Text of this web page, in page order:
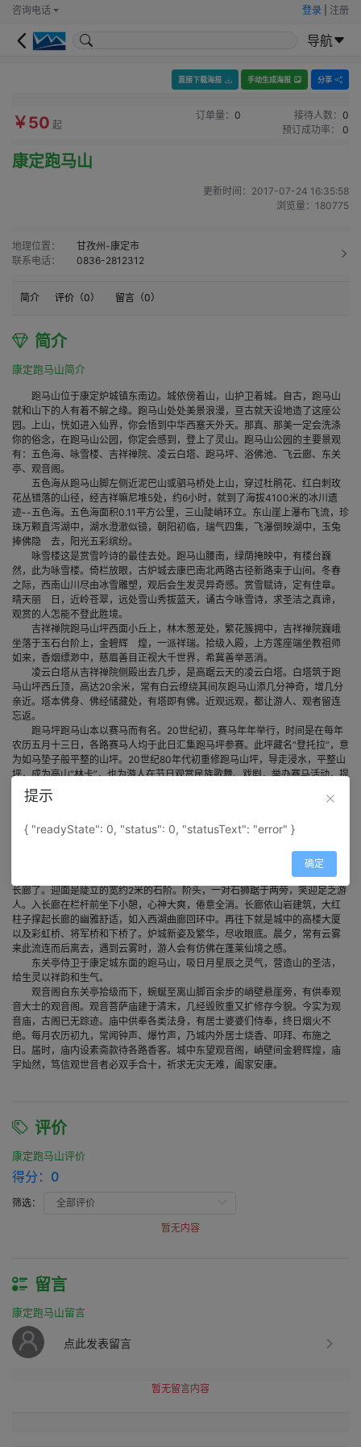
咨询电话 登录 注册
导航
直接下载海报 手动生成海报 分享
￥50 起
订单量： 0 接待人数： 0
预订成功率：
0
康定跑马山
更新时间： 2017-07-24 16:35:58
浏览量： 180775
地理位置：
甘孜州-康定市
联系电话：
0836-2812312
简介 评价（0） 留言（0）
简介
康定跑马山简介
跑马山位于康定炉城镇东南边。城依傍着山，山护卫着城。自古，跑马山
就和山下的人有着不解之缘。跑马山处处美景浪漫，亘古就天设地造了这座公
园。上山，恍如进入仙界，你会悟到中华西塞天外天。那真、那美一定会洗涤
你的俗念，在跑马山公园，你定会感到，登上了灵山。跑马山公园的主要景观
有：五色海、咏雪楼、吉祥禅院、凌云白塔、跑马坪、浴佛池、飞云廊、东关
亭、观音阁。
五色海从跑马山脚左侧近泥巴山或驷马桥处上山，穿过杜鹃花、红白刺玫
花丛错落的山径，经吉祥嘛尼堆5处，约6小时，就到了海拔4100米的冰川遗
迹--五色海。五色海面积0.11平方公里，三山陡峭环立。东山崖上瀑布飞流，珍
珠万颗直泻湖中，湖水澄澈似镜，朝阳初临，瑞气四集，飞瀑倒映湖中，玉兔
捧佛隐 去，阳光五彩缤纷。
咏雪楼这是赏雪吟诗的最佳去处。跑马山腰南，绿荫掩映中，有楼台巍
然，此为咏雪楼。倚栏放眼，古炉城去康巴南北两路古径新路束于山间。冬春
之际，西南山川尽由冰雪雕塑，观后会生发灵异奇感。赏雪赋诗，定有佳章。
晴天丽 日，近岭苍翠，远处雪山秀拔蓝天，诵古今咏雪诗，求圣洁之真谛，
观赏的人怎能不登此胜境。
吉祥禅院跑马山坪西面小丘上，林木葱茏处，繁花簇拥中，吉祥禅院巍峨
坐落于玉石台阶上，金碧辉 煌，一派祥瑞。拾级入殿，上方莲座端坐教祖师
如来，香烟缥渺中，慈眉善目正视大千世界，希冀善举恶消。
凌云白塔从吉祥禅院侧殿出去几步，是高踞云天的凌云白塔。白塔筑于跑
马山坪西丘顶，高达20余米，常有白云缭绕其间灰跑马山添几分神奇，增几分
亲近。塔本佛身、佛经储藏处，有塔即有佛。近观远观，都让游人、观者留连
忘返。
跑马坪跑马山本以赛马而有名。20世纪初，赛马年年举行，时间是在每年
农历五月十三日，各路赛马人均于此日汇集跑马坪参赛。此坪藏名“登托拉”，意
为如马垫子般平整的山坪。20世纪80年代初重修跑马山坪，导走浸水，平整山
坪，成为高山“林卡”，也为游人在节日观赏民族歌舞、戏剧，举办赛马活动，提
供了理想的场地。山坪四周林木迭翠，春秋色调各异，别具另番景致。
浴佛池沿跑马坪经林中幽径，即至浴佛池。据佛经故事言：佛祖释迦牟尼
常使游人流连。
在翠绿之中，引人注目。跑马山脚有环山公路，自清真寺对面小巷拾级百余
步，即至环山公路上山处，踏上水泥石阶，蜿蜒林中石径数百步，就看到飞云
长廊了。迎面是陡立的宽约2米的石阶。阶头，一对石狮踞于两旁，笑迎足乏游
人。入长廊在栏杆前坐下小憩，心神大爽，倦意全消。长廊依山岩建筑，大红
柱子撑起长廊的幽雅舒适，如入西湖曲廊回环中。再往下就是城中的高楼大厦
以及彩虹桥、将军桥和下桥了。炉城新姿及繁华，尽收眼底。晨夕，常有云雾
来此流连而后离去，遇到云雾时，游人会有仿佛在蓬莱仙境之感。
东关亭侍卫于康定城东面的跑马山，吸日月星辰之灵气，营造山的圣洁，
给生灵以祥韵和生气。
观音阁自东关亭拾级而下，蜿蜒至离山脚百余步的峭壁悬崖旁，有供奉观
音大士的观音阁。观音菩萨庙建于清末，几经毁败重又扩修存今貌。今实为观
音庙，古阁已无踪迹。庙中供奉各类法身，有居士婆婆们侍奉，终日烟火不
绝。每月农历初九，常闻钟声、爆竹声，乃城内外居士烧香、叩拜、布施之
日。届时，庙内设素斋款待各路香客。城中东望观音阁，峭壁间金碧辉煌，庙
宇灿然，笃信观世音者必双手合十，祈求无灾无难，阖家安康。
评价
康定跑马山评价
得分： 0
筛选：
暂无内容
留言
康定跑马山留言
点此发表留言
暂无留言内容
提示
{ "readyState": 0, "status": 0, "statusText": "error" }
确定